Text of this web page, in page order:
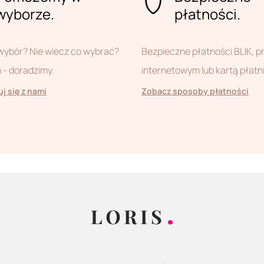
Nie wiecz co wybrać?
doradzimy.
się z nami
płatności.
Bezpieczne płatności BLIK,
internetowym lub kartą
Zobacz sposoby płatności